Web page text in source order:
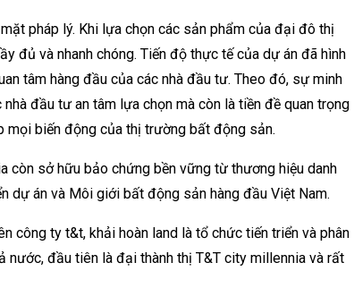
pháp lý. Khi lựa chọn các sản phẩm của đại đô thị
đủ và nhanh chóng. Tiến độ thực tế của dự án đã hình
tâm hàng đầu của các nhà đầu tư. Theo đó, sự minh
đầu tư an tâm lựa chọn mà còn là tiền đề quan trọng
mọi biến động của thị trường bất động sản.
sở hữu bảo chứng bền vững từ thương hiệu danh
dự án và Môi giới bất động sản hàng đầu Việt Nam.
công ty t&t, khải hoàn land là tổ chức tiến triển và phân
đầu tiên là đại thành thị T&T city millennia và rất